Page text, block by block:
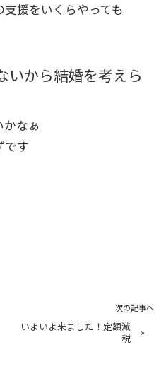
援をいくらやっても
いから結婚を考えら
かなぁ
です
次の記事へ
いよいよ来ました！定額減
税
»